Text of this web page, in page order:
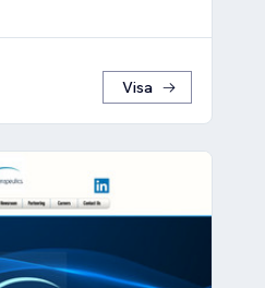
Visa